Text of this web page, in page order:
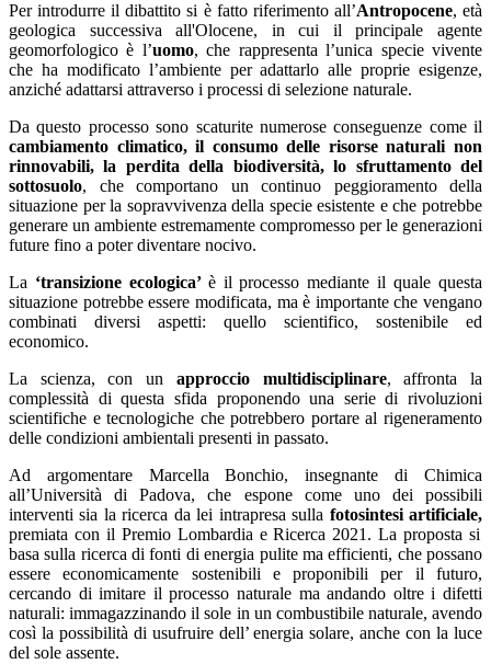
Per introdurre il dibattito si è fatto riferimento all’Antropocene, età
geologica successiva all'Olocene, in cui il principale agente
geomorfologico è l’uomo, che rappresenta l’unica specie vivente
che ha modificato l’ambiente per adattarlo alle proprie esigenze,
anziché adattarsi attraverso i processi di selezione naturale.
Da questo processo sono scaturite numerose conseguenze come il
cambiamento climatico, il consumo delle risorse naturali non
rinnovabili, la perdita della biodiversità, lo sfruttamento del
sottosuolo, che comportano un continuo peggioramento della
situazione per la sopravvivenza della specie esistente e che potrebbe
generare un ambiente estremamente compromesso per le generazioni
future fino a poter diventare nocivo.
La ‘transizione ecologica’ è il processo mediante il quale questa
situazione potrebbe essere modificata, ma è importante che vengano
combinati diversi aspetti: quello scientifico, sostenibile ed
economico.
La scienza, con un approccio multidisciplinare, affronta la
complessità di questa sfida proponendo una serie di rivoluzioni
scientifiche e tecnologiche che potrebbero portare al rigeneramento
delle condizioni ambientali presenti in passato.
Ad argomentare Marcella Bonchio, insegnante di Chimica
all’Università di Padova, che espone come uno dei possibili
interventi sia la ricerca da lei intrapresa sulla fotosintesi artificiale,
premiata con il Premio Lombardia e Ricerca 2021. La proposta si
basa sulla ricerca di fonti di energia pulite ma efficienti, che possano
essere economicamente sostenibili e proponibili per il futuro,
cercando di imitare il processo naturale ma andando oltre i difetti
naturali: immagazzinando il sole in un combustibile naturale, avendo
così la possibilità di usufruire dell’ energia solare, anche con la luce
del sole assente.